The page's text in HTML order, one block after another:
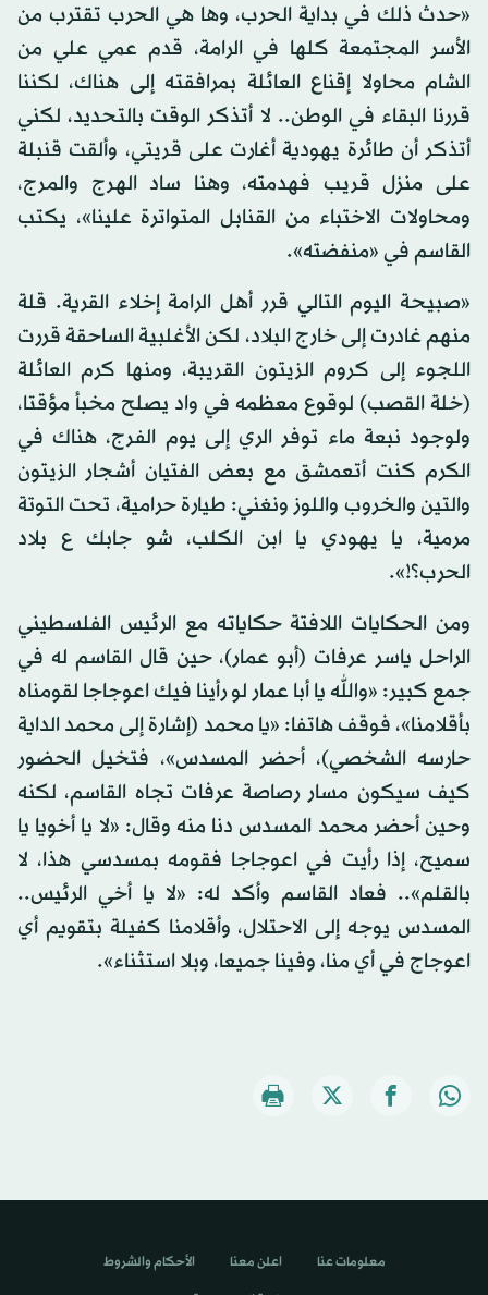
«حدث ذلك في بداية الحرب، وها هي الحرب تقترب من
الأسر المجتمعة كلها في الرامة، قدم عمي علي من
الشام محاولا إقناع العائلة بمرافقته إلى هناك، لكننا
قررنا البقاء في الوطن.. لا أتذكر الوقت بالتحديد، لكني
أتذكر أن طائرة يهودية أغارت على قريتي، وألقت قنبلة
على منزل قريب فهدمته، وهنا ساد الهرج والمرج،
ومحاولات الاختباء من القنابل المتواترة علينا»، يكتب
القاسم في «منفضته».
«صبيحة اليوم التالي قرر أهل الرامة إخلاء القرية. قلة
منهم غادرت إلى خارج البلاد، لكن الأغلبية الساحقة قررت
اللجوء إلى كروم الزيتون القريبة، ومنها كرم العائلة
(خلة القصب) لوقوع معظمه في واد يصلح مخبأ مؤقتا،
ولوجود نبعة ماء توفر الري إلى يوم الفرج، هناك في
الكرم كنت أتعمشق مع بعض الفتيان أشجار الزيتون
والتين والخروب واللوز ونغني: طيارة حرامية، تحت التوتة
مرمية، يا يهودي يا ابن الكلب، شو جابك ع بلاد
الحرب؟!».
ومن الحكايات اللافتة حكاياته مع الرئيس الفلسطيني
الراحل ياسر عرفات (أبو عمار)، حين قال القاسم له في
جمع كبير: «والله يا أبا عمار لو رأينا فيك اعوجاجا لقومناه
بأقلامنا»، فوقف هاتفا: «يا محمد (إشارة إلى محمد الداية
حارسه الشخصي)، أحضر المسدس»، فتخيل الحضور
كيف سيكون مسار رصاصة عرفات تجاه القاسم، لكنه
وحين أحضر محمد المسدس دنا منه وقال: «لا يا أخويا يا
سميح، إذا رأيت في اعوجاجا فقومه بمسدسي هذا، لا
بالقلم».. فعاد القاسم وأكد له: «لا يا أخي الرئيس..
المسدس يوجه إلى الاحتلال، وأقلامنا كفيلة بتقويم أي
اعوجاج في أي منا، وفينا جميعا، وبلا استثناء».
معلومات عنا اعلن معنا الأحكام والشروط